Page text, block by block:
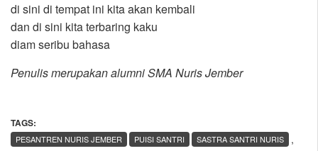
di sini di tempat ini kita akan kembali
dan di sini kita terbaring kaku
diam seribu bahasa
Penulis merupakan alumni SMA Nuris Jember
TAGS:
,
PESANTREN NURIS JEMBER PUISI SANTRI SASTRA SANTRI NURIS